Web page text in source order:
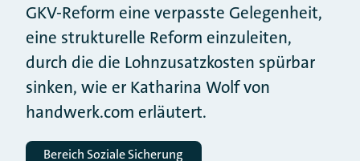
GKV-Reform eine verpasste Gelegenheit,
eine strukturelle Reform einzuleiten,
durch die die Lohnzusatzkosten spürbar
sinken, wie er Katharina Wolf von
handwerk.com erläutert.
Bereich Soziale Sicherung